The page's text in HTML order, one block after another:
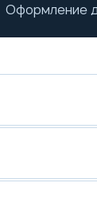
Оформление